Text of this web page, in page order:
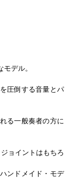
デル。
圧倒する音量とパ
る一般奏者の方に
ョイントはもちろ
ンドメイド・モデ